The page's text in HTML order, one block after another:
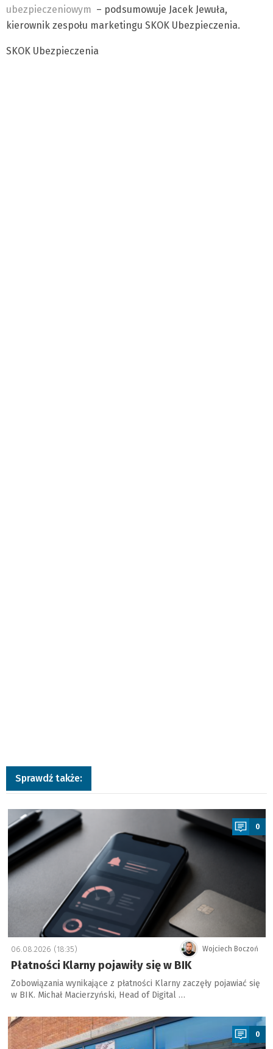
ubezpieczeniowym – podsumowuje Jacek Jewuła,
kierownik zespołu marketingu SKOK Ubezpieczenia.
SKOK Ubezpieczenia
Sprawdź także:
a
0
Wojciech Boczoń
06.08.2026 (18:35)
Płatności Klarny pojawiły się w BIK
Zobowiązania wynikające z płatności Klarny zaczęły pojawiać się
w BIK. Michał Macierzyński, Head of Digital …
a
0